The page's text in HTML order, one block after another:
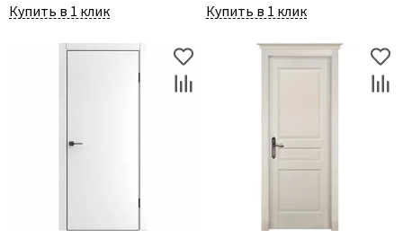
Купить в 1 клик Купить в 1 клик